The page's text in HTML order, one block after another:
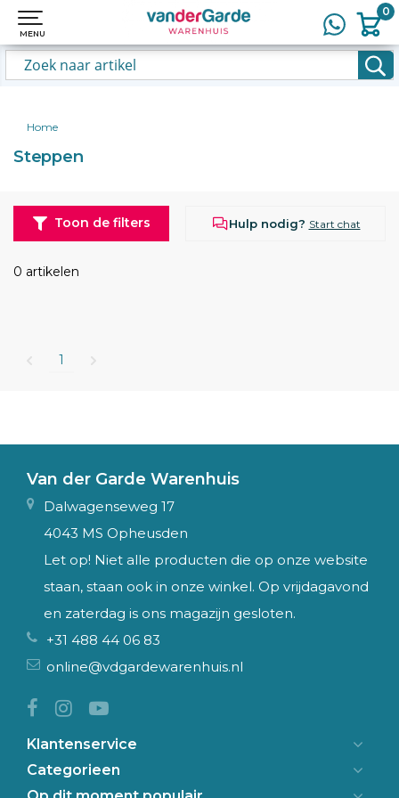
0
MENU
0
MENU
Home
Steppen
Hulp nodig? Start chat
0 artikelen
1
Toon de filters
Van der Garde Warenhuis
Dalwagenseweg 17
4043 MS Opheusden
Let op! Niet alle producten die op onze website
staan, staan ook in onze winkel. Op vrijdagavond
en zaterdag is ons magazijn gesloten.
+31 488 44 06 83
online@vdgardewarenhuis.nl
Klantenservice
Categorieen